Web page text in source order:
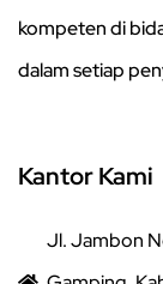
kompeten di
dalam setiap
Kantor Kami
Jl. Jambon